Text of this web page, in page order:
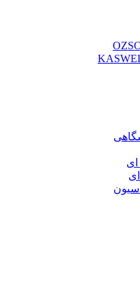
ای